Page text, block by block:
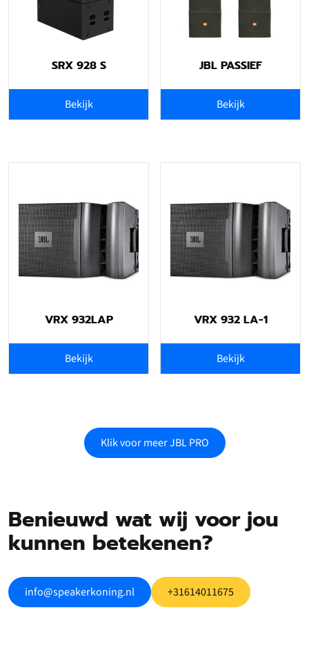
SRX 928 S
Bekijk
JBL PASSIEF
Bekijk
VRX 932LAP
Bekijk
VRX 932 LA-1
Bekijk
Klik voor meer JBL PRO
Benieuwd wat wij voor jou
kunnen betekenen?
info@speakerkoning.nl +31614011675